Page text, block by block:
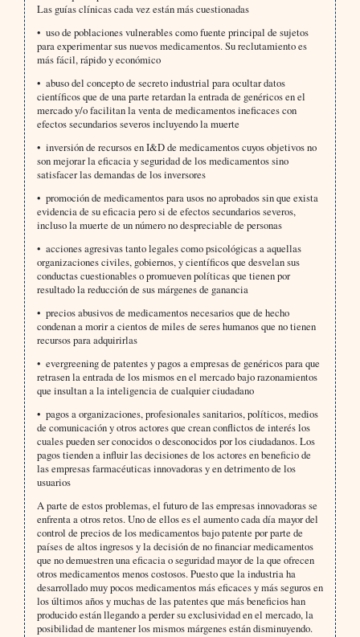
Las guías clínicas cada vez están más cuestionadas
• uso de poblaciones vulnerables como fuente principal de sujetos
para experimentar sus nuevos medicamentos. Su reclutamiento es
más fácil, rápido y económico
• abuso del concepto de secreto industrial para ocultar datos
científicos que de una parte retardan la entrada de genéricos en el
mercado y/o facilitan la venta de medicamentos ineficaces con
efectos secundarios severos incluyendo la muerte
• inversión de recursos en I&D de medicamentos cuyos objetivos no
son mejorar la eficacia y seguridad de los medicamentos sino
satisfacer las demandas de los inversores
• promoción de medicamentos para usos no aprobados sin que exista
evidencia de su eficacia pero si de efectos secundarios severos,
incluso la muerte de un número no despreciable de personas
• acciones agresivas tanto legales como psicológicas a aquellas
organizaciones civiles, gobiernos, y científicos que desvelan sus
conductas cuestionables o promueven políticas que tienen por
resultado la reducción de sus márgenes de ganancia
• precios abusivos de medicamentos necesarios que de hecho
condenan a morir a cientos de miles de seres humanos que no tienen
recursos para adquirirlas
• evergreening de patentes y pagos a empresas de genéricos para que
retrasen la entrada de los mismos en el mercado bajo razonamientos
que insultan a la inteligencia de cualquier ciudadano
• pagos a organizaciones, profesionales sanitarios, políticos, medios
de comunicación y otros actores que crean conflictos de interés los
cuales pueden ser conocidos o desconocidos por los ciudadanos. Los
pagos tienden a influir las decisiones de los actores en beneficio de
las empresas farmacéuticas innovadoras y en detrimento de los
usuarios
A parte de estos problemas, el futuro de las empresas innovadoras se
enfrenta a otros retos. Uno de ellos es el aumento cada día mayor del
control de precios de los medicamentos bajo patente por parte de
países de altos ingresos y la decisión de no financiar medicamentos
que no demuestren una eficacia o seguridad mayor de la que ofrecen
otros medicamentos menos costosos. Puesto que la industria ha
desarrollado muy pocos medicamentos más eficaces y más seguros en
los últimos años y muchas de las patentes que más beneficios han
producido están llegando a perder su exclusividad en el mercado, la
posibilidad de mantener los mismos márgenes están disminuyendo.